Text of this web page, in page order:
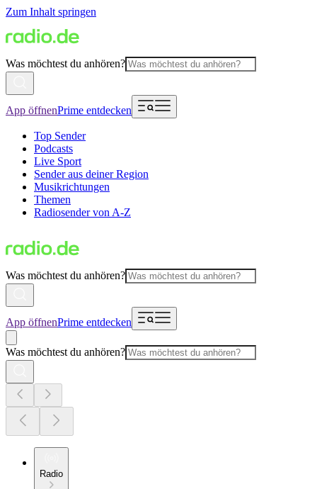
Zum Inhalt springen
Was möchtest du anhören?
App öffnenPrime entdecken
Top Sender
Podcasts
Live Sport
Sender aus deiner Region
Musikrichtungen
Themen
Radiosender von A-Z
Was möchtest du anhören?
App öffnenPrime entdecken
Was möchtest du anhören?
Radio